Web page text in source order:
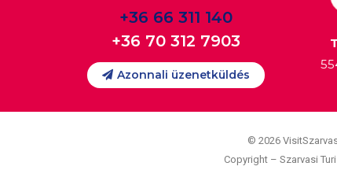
+36 66 311 140
+36 70 312 7903
Azonnali üzenetküldés
© 2026
Copyright – Szarvasi